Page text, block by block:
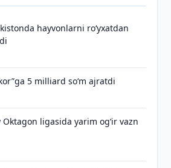
hayvonlarni ro‘yxatdan
5 milliard so‘m ajratdi
ligasida yarim og‘ir vazn